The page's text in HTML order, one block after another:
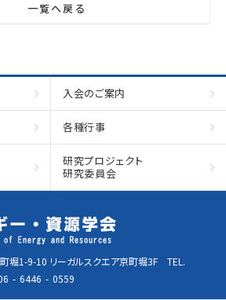
一覧へ戻る
入会のご案内
各種行事
研究プロジェクト
研究委員会
堀1-9-10 リーガルスクエア京町堀3F TEL.
- 6446 - 0559